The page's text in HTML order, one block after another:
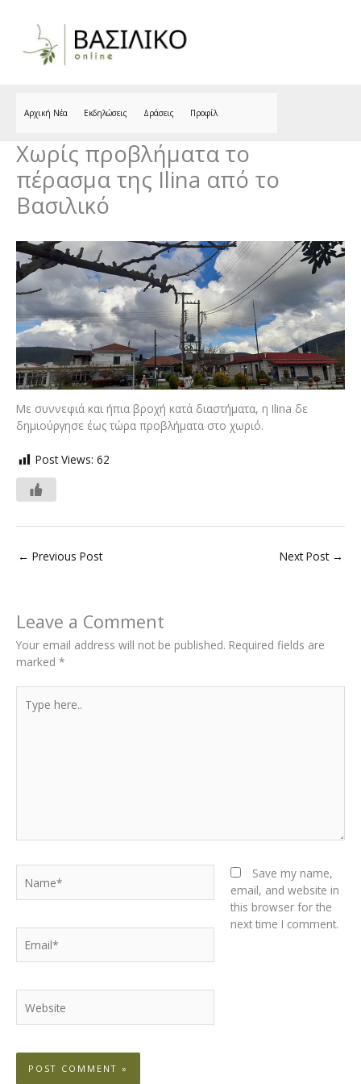
Αρχική Νέα Εκδηλώσεις Δράσεις Προφίλ
Χωρίς προβλήματα το
πέρασμα της Ilina από το
Βασιλικό
Με συννεφιά και ήπια βροχή κατά διαστήματα, η Ilina δε
δημιούργησε έως τώρα προβλήματα στο χωριό.
Post Views: 62
← Previous Post Next Post →
Leave a Comment
Your email address will not be published. Required fields are
marked *
here..
Save my name,
email, and website in
this browser for the
next time I comment.